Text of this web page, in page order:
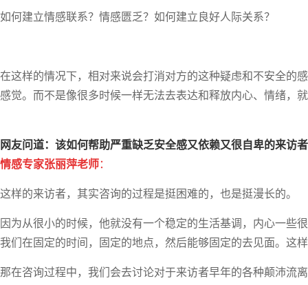
如何建立情感联系？情感匮乏？如何建立良好人际关系？
在这样的情况下，相对来说会打消对方的这种疑虑和不安全的
感觉。而不是像很多时候一样无法去表达和释放内心、情绪，
网友问道： 该如何帮助严重缺乏安全感又依赖又很自卑的来访
情感专家张丽萍老师：
这样的来访者，其实咨询的过程是挺困难的，也是挺漫长的。
因为从很小的时候，他就没有一个稳定的生活基调，内心一些
我们在固定的时间，固定的地点，然后能够固定的去见面。这
那在咨询过程中，我们会去讨论对于来访者早年的各种颠沛流